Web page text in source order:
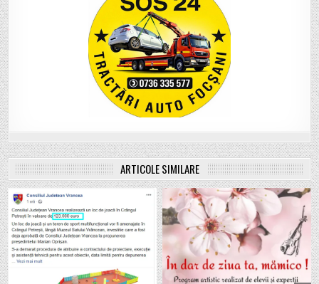
ARTICOLE SIMILARE